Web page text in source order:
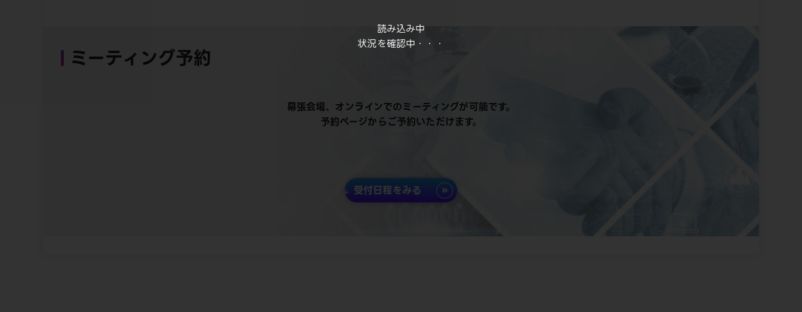
読み込み中
状況を確認中・・・
ミーティング予約
幕張会場、オンラインでのミーティングが可能です。
予約ページからご予約いただけます。
受付日程をみる